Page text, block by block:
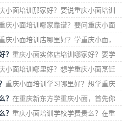
地考察一
小面培训那家好？要说重庆小面培训
方烹
庆小面培训哪家靠谱？要问重庆小面
择知名度
庆小面培训店哪里好？学重庆小面，
这里有精
？ 重庆小面实体店培训哪家好？要学
东方烹饪学
小面培训哪里好？想学重庆小面烹饪
烹饪
重庆小面培训学习哪里好？想学重庆
重庆小面
？ 在重庆新东方学重庆小面，首先你
的技巧，学
？ 重庆小面培训学校学费贵么？在重